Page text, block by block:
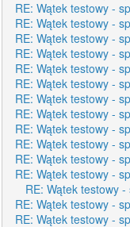
RE: Wątek testowy -
RE: Wątek testowy -
RE: Wątek testowy -
RE: Wątek testowy -
RE: Wątek testowy -
RE: Wątek testowy -
RE: Wątek testowy -
RE: Wątek testowy -
RE: Wątek testowy -
RE: Wątek testowy -
RE: Wątek testowy -
RE: Wątek testowy -
RE: Wątek testowy
RE: Wątek testowy -
RE: Wątek testowy -